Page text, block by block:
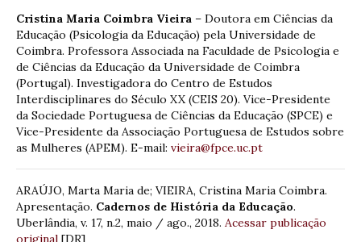
Cristina Maria Coimbra Vieira – Doutora em Ciências da
Educação (Psicologia da Educação) pela Universidade de
Coimbra. Professora Associada na Faculdade de Psicologia e
de Ciências da Educação da Universidade de Coimbra
(Portugal). Investigadora do Centro de Estudos
Interdisciplinares do Século XX (CEIS 20). Vice-Presidente
da Sociedade Portuguesa de Ciências da Educação (SPCE) e
Vice-Presidente da Associação Portuguesa de Estudos sobre
as Mulheres (APEM). E-mail: vieira@fpce.uc.pt
ARAÚJO, Marta Maria de; VIEIRA, Cristina Maria Coimbra.
Apresentação. Cadernos de História da Educação.
Uberlândia, v. 17, n.2, maio / ago., 2018. Acessar publicação
original [DR]